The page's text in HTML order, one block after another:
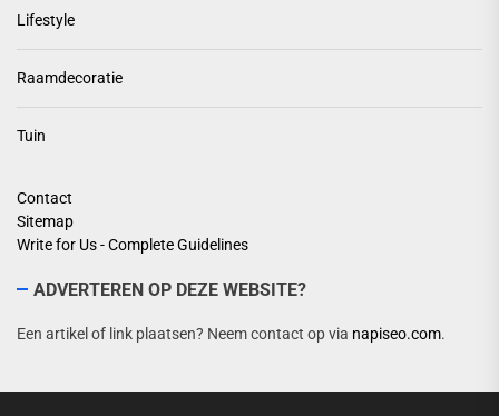
Lifestyle
Raamdecoratie
Tuin
Contact
Sitemap
Write for Us - Complete Guidelines
ADVERTEREN OP DEZE WEBSITE?
Een artikel of link plaatsen? Neem contact op via napiseo.com.